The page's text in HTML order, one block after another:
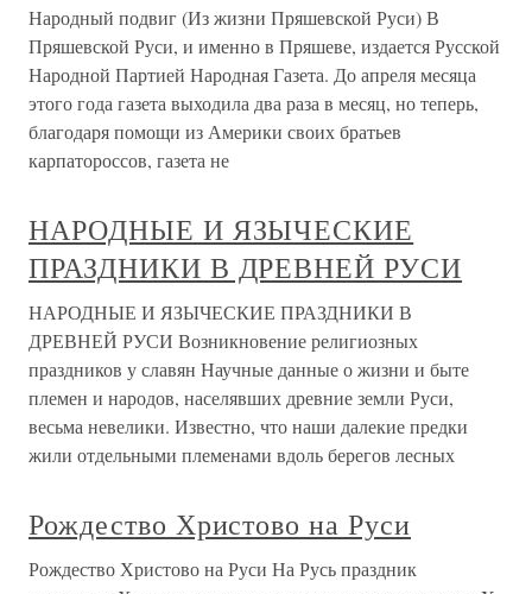
Народный подвиг (Из жизни Пряшевской Руси) В
Пряшевской Руси, и именно в Пряшеве, издается Русской
Народной Партией Народная Газета. До апреля месяца
этого года газета выходила два раза в месяц, но теперь,
благодаря помощи из Америки своих братьев
карпатороссов, газета не
НАРОДНЫЕ И ЯЗЫЧЕСКИЕ
ПРАЗДНИКИ В ДРЕВНЕЙ РУСИ
НАРОДНЫЕ И ЯЗЫЧЕСКИЕ ПРАЗДНИКИ В
ДРЕВНЕЙ РУСИ Возникновение религиозных
праздников у славян Научные данные о жизни и быте
племен и народов, населявших древние земли Руси,
весьма невелики. Известно, что наши далекие предки
жили отдельными племенами вдоль берегов лесных
Рождество Христово на Руси
Рождество Христово на Руси На Русь праздник